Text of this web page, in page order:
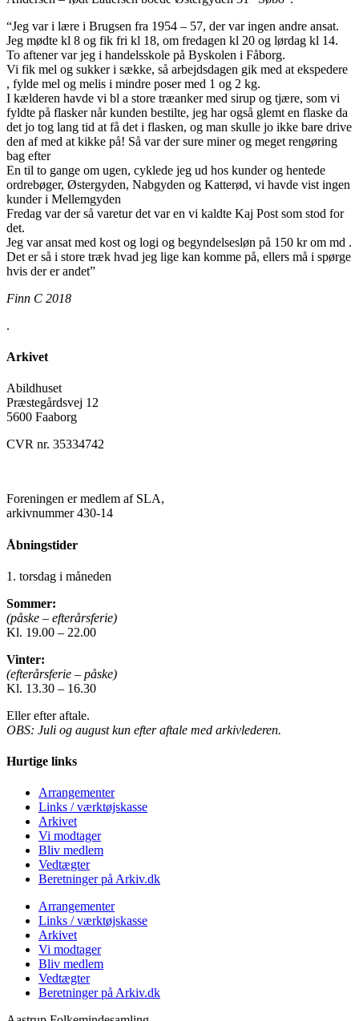
“Jeg var i lære i Brugsen fra 1954 – 57, der var ingen andre ansat.
Jeg mødte kl 8 og fik fri kl 18, om fredagen kl 20 og lørdag kl 14.
To aftener var jeg i handelsskole på Byskolen i Fåborg.
Vi fik mel og sukker i sække, så arbejdsdagen gik med at ekspedere
, fylde mel og melis i mindre poser med 1 og 2 kg.
I kælderen havde vi bl a store træanker med sirup og tjære, som vi
fyldte på flasker når kunden bestilte, jeg har også glemt en flaske da
det jo tog lang tid at få det i flasken, og man skulle jo ikke bare drive
den af med at kikke på! Så var der sure miner og meget rengøring
bag efter
En til to gange om ugen, cyklede jeg ud hos kunder og hentede
ordrebøger, Østergyden, Nabgyden og Katterød, vi havde vist ingen
kunder i Mellemgyden
Fredag var der så varetur det var en vi kaldte Kaj Post som stod for
det.
Jeg var ansat med kost og logi og begyndelsesløn på 150 kr om md .
Det er så i store træk hvad jeg lige kan komme på, ellers må i spørge
hvis der er andet”
Finn C 2018
.
Arkivet
Abildhuset
Præstegårdsvej 12
5600 Faaborg
CVR nr. 35334742
Foreningen er medlem af SLA,
arkivnummer 430-14
Åbningstider
1. torsdag i måneden
Sommer:
(påske – efterårsferie)
Kl. 19.00 – 22.00
Vinter:
(efterårsferie – påske)
Kl. 13.30 – 16.30
Eller efter aftale.
OBS: Juli og august kun efter aftale med arkivlederen.
Hurtige links
Arrangementer
Links / værktøjskasse
Arkivet
Vi modtager
Bliv medlem
Vedtægter
Beretninger på Arkiv.dk
Arrangementer
Links / værktøjskasse
Arkivet
Vi modtager
Bliv medlem
Vedtægter
Beretninger på Arkiv.dk